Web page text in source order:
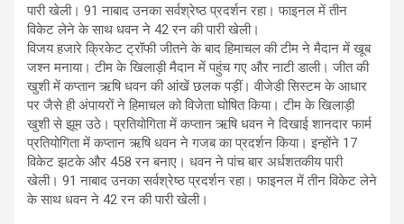
पारी खेली। 91 नाबाद उनका सर्वश्रेष्ठ प्रदर्शन रहा। फाइनल में तीन
विकेट लेने के साथ धवन ने 42 रन की पारी खेली।
विजय हजारे क्रिकेट ट्रॉफी जीतने के बाद हिमाचल की टीम ने मैदान में खूब
जश्न मनाया। टीम के खिलाड़ी मैदान में पहुंच गए और नाटी डाली। जीत की
खुशी में कप्तान ऋषि धवन की आंखें छलक पड़ीं। वीजेडी सिस्टम के आधार
पर जैसे ही अंपायरों ने हिमाचल को विजेता घोषित किया। टीम के खिलाड़ी
खुशी से झूम उठे। प्रतियोगिता में कप्तान ऋषि धवन ने दिखाई शानदार फार्म
प्रतियोगिता में कप्तान ऋषि धवन ने गजब का प्रदर्शन किया। इन्होंने 17
विकेट झटके और 458 रन बनाए। धवन ने पांच बार अर्धशतकीय पारी
खेली। 91 नाबाद उनका सर्वश्रेष्ठ प्रदर्शन रहा। फाइनल में तीन विकेट लेने
के साथ धवन ने 42 रन की पारी खेली।